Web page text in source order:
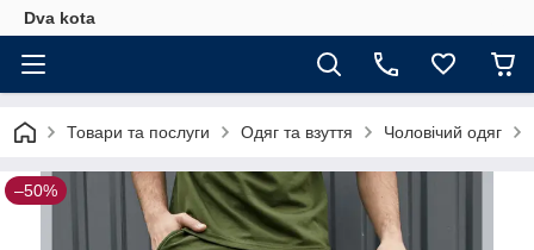
Dva kota
Товари та послуги Одяг та взуття Чоловічий одяг
–50%